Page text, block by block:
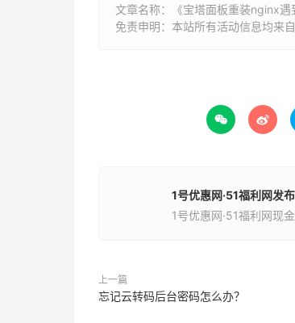
文章名称：
《宝塔面板重装nginx
免责申明：本站所有活动信息均来
 
1号优惠网·51福利网发布
1号优惠网·51福利网现
上一篇
忘记云转码后台密码怎么办？